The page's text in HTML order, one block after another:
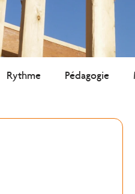
Rythme Pédagogie